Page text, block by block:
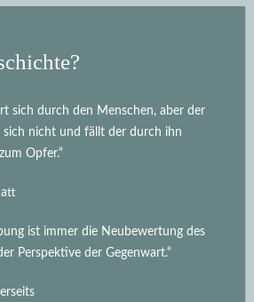
sich durch den Menschen, aber der
sich nicht und fällt der durch ihn
Opfer.“
ist immer die Neubewertung des
Perspektive der Gegenwart.“